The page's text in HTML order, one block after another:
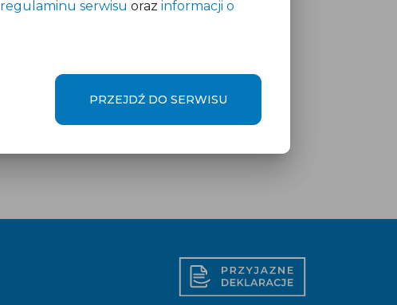
regulaminu serwisu orazinformacji o
PRZEJDŹ DO SERWISU